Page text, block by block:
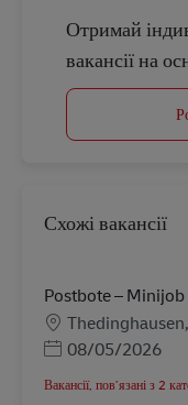
Отримай
вакансії на
Схожі вакансії
Postbote –
Місцезнаходження
Posted Date
08/05/2026
Вакансії, пов’язані з 2